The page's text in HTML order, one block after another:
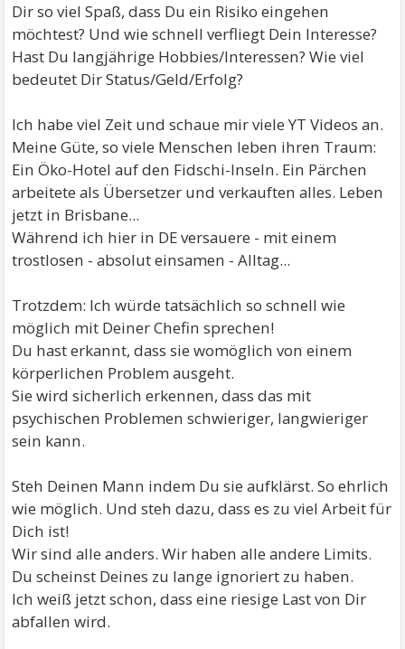
Dir so viel Spaß, dass Du ein Risiko eingehen
möchtest? Und wie schnell verfliegt Dein Interesse?
Hast Du langjährige Hobbies/Interessen? Wie viel
bedeutet Dir Status/Geld/Erfolg?
Ich habe viel Zeit und schaue mir viele YT Videos an.
Meine Güte, so viele Menschen leben ihren Traum:
Ein Öko-Hotel auf den Fidschi-Inseln. Ein Pärchen
arbeitete als Übersetzer und verkauften alles. Leben
jetzt in Brisbane...
Während ich hier in DE versauere - mit einem
trostlosen - absolut einsamen - Alltag...
Trotzdem: Ich würde tatsächlich so schnell wie
möglich mit Deiner Chefin sprechen!
Du hast erkannt, dass sie womöglich von einem
körperlichen Problem ausgeht.
Sie wird sicherlich erkennen, dass das mit
psychischen Problemen schwieriger, langwieriger
sein kann.
Steh Deinen Mann indem Du sie aufklärst. So ehrlich
wie möglich. Und steh dazu, dass es zu viel Arbeit für
Dich ist!
Wir sind alle anders. Wir haben alle andere Limits.
Du scheinst Deines zu lange ignoriert zu haben.
Ich weiß jetzt schon, dass eine riesige Last von Dir
abfallen wird.